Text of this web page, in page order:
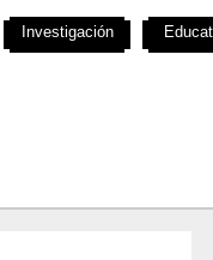
Investigación